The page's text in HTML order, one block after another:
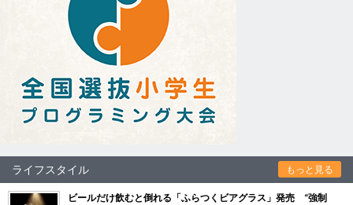
ライフスタイル もっと見る
ビールだけ飲むと倒れる「ふらつくビアグラス」発売 “強制